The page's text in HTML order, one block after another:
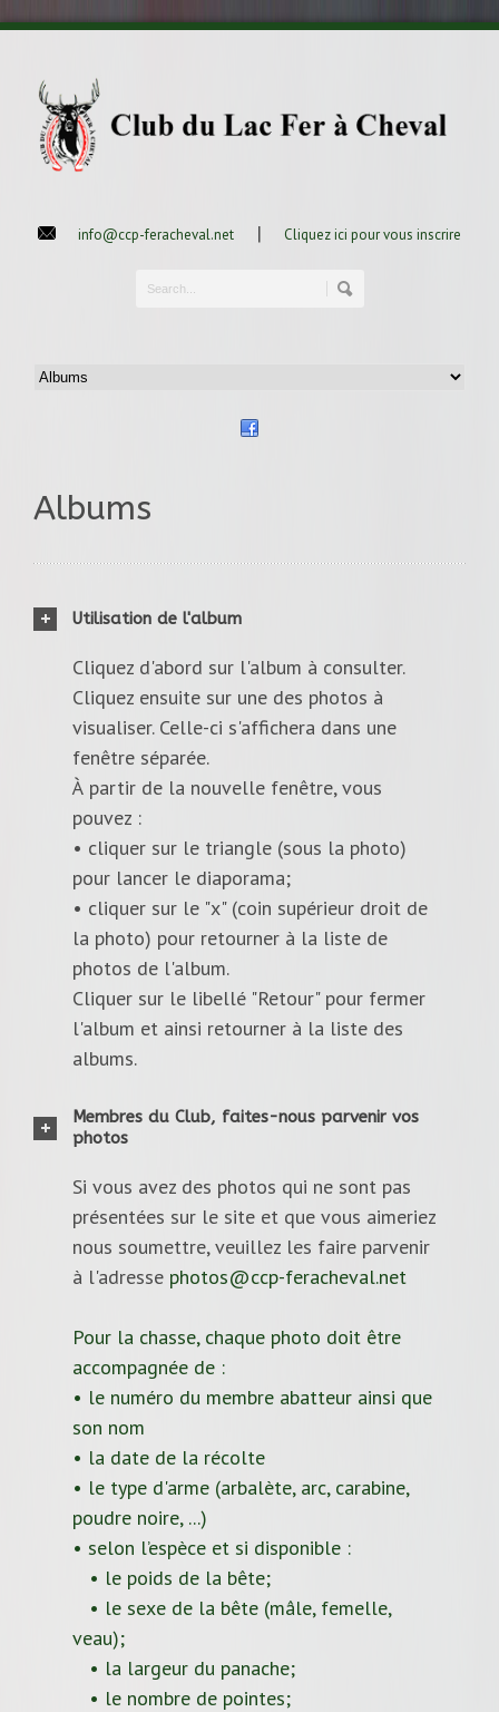
info@ccp-feracheval.net | Cliquez ici pour vous inscrire
Albums
Utilisation de l'album
Cliquez d'abord sur l'album à consulter.
Cliquez ensuite sur une des photos à
visualiser. Celle-ci s'affichera dans une
fenêtre séparée.
À partir de la nouvelle fenêtre, vous
pouvez :
• cliquer sur le triangle (sous la photo)
pour lancer le diaporama;
• cliquer sur le "x" (coin supérieur droit de
la photo) pour retourner à la liste de
photos de l'album.
Cliquer sur le libellé "Retour" pour fermer
l'album et ainsi retourner à la liste des
albums.
Membres du Club, faites-nous parvenir vos
photos
Si vous avez des photos qui ne sont pas
présentées sur le site et que vous aimeriez
nous soumettre, veuillez les faire parvenir
à l'adresse photos@ccp-feracheval.net
Pour la chasse, chaque photo doit être
accompagnée de :
• le numéro du membre abatteur ainsi que
son nom
• la date de la récolte
• le type d'arme (arbalète, arc, carabine,
poudre noire, ...)
• selon l’espèce et si disponible :
• le poids de la bête;
• le sexe de la bête (mâle, femelle,
veau);
• la largeur du panache;
• le nombre de pointes;